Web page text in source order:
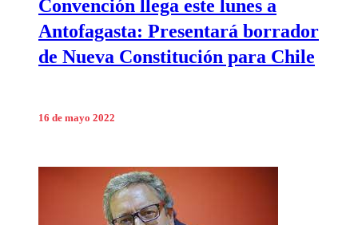
Convención llega este lunes a
Antofagasta: Presentará borrador
de Nueva Constitución para Chile
16 de mayo 2022